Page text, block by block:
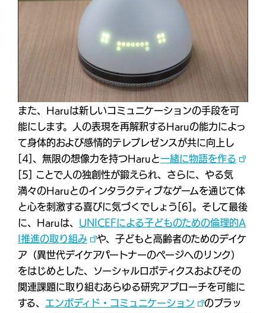
また、Haruは新しいコミュニケーションの手段を可
能にします。人の表現を再解釈するHaruの能力によっ
て身体的および感情的テレプレゼンスが共に向上し
[4]、無限の想像力を持つHaruと一緒に物語を作る
[5] ことで人の独創性が鍛えられ、さらに、やる気
満々のHaruとのインタラクティブなゲームを通じて体
と心を刺激する喜びに気づくでしょう[6]。そして最後
に、Haruは、 UNICEFによる子どものための倫理的A
I推進の取り組み
や、子どもと高齢者のためのデイケ
ア（異世代デイケアパートナーのページへのリンク）
をはじめとした、ソーシャルロボティクスおよびその
関連課題に取り組むあらゆる研究アプローチを可能に
する、 エンボディド・コミュニケーション
のプラッ